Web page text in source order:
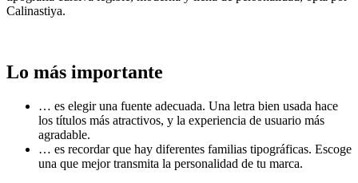
Calinastiya.
Lo más importante
… es elegir una fuente adecuada. Una letra bien usada hace
los títulos más atractivos, y la experiencia de usuario más
agradable.
… es recordar que hay diferentes familias tipográficas. Escoge
una que mejor transmita la personalidad de tu marca.